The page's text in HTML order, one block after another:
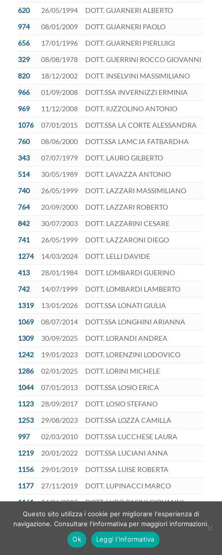
620
26/05/1994
DOTT. GUARNERI ALBERTO
974
08/01/2009
DOTT. GUARNERI PAOLO
656
17/01/1996
DOTT. GUARNERI PIERLUIGI
329
08/08/1978
DOTT. GUERRINI ROCCO GIOVANNI
820
18/12/2002
DOTT. INSELVINI MASSIMILIANO
966
01/09/2008
DOTT.SSA INVERNIZZI ERMINIA
969
11/12/2008
DOTT. IUZZOLINO ANTONIO
1076
07/01/2015
DOTT.SSA LA CORTE ALESSANDRA
760
08/06/2000
DOTT.SSA LAMCJA FATBARDHA
343
07/07/1979
DOTT. LAURO GILBERTO
514
30/05/1989
DOTT. LAVAZZA ANTONIO
740
26/05/1999
DOTT. LAZZARI MASSIMILIANO
764
20/09/2000
DOTT. LAZZARI ROBERTO
842
30/07/2003
DOTT. LAZZARINI CESARE
741
26/05/1999
DOTT. LAZZARONI DIEGO
1274
14/03/2024
DOTT. LELLI DAVIDE
413
28/01/1984
DOTT. LOMBARDI GUERINO
742
14/07/1999
DOTT. LOMBARDI LAMBERTO
1319
13/01/2026
DOTT.SSA LONATI GIULIA
1069
08/07/2014
DOTT.SSA LONGHINI ARIANNA
1309
30/09/2025
DOTT. LORANDI ANDREA
1242
19/01/2023
DOTT. LORENZINI LODOVICO
1286
02/01/2025
DOTT. LORINI MICHELE
1044
07/01/2013
DOTT.SSA LOSIO ERICA
1123
28/09/2017
DOTT. LOSIO STEFANO
1253
29/08/2023
DOTT.SSA LOZZA CAMILLA
997
02/03/2010
DOTT.SSA LUCCHESE LAURA
1219
20/01/2022
DOTT.SSA LUCIANI ANNA
1156
29/01/2019
DOTT.SSA LUISE ROBERTA
1177
27/11/2019
DOTT. LUPINACCI MARCO
1161
04/06/2019
DOTT. LUPO PASINI GIOVANNI
695
02/09/1997 DOTT.SSA MACCHI CHIARA MARIA
10/06/2011
DOTT.SSA MACHADO LOPES GARCIA DE
CARVALHO YARLA
Questo sito utilizza i cookie per migliorare l'esperienza di
navigazione. Consultare l'informativa per maggiori informazioni.
Ok
Leggi l'informativa